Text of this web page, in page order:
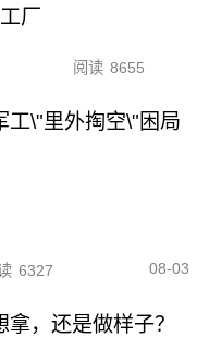
厂
阅读 8655
工\"里外掏空\"困局
6327 08-03
，还是做样子？